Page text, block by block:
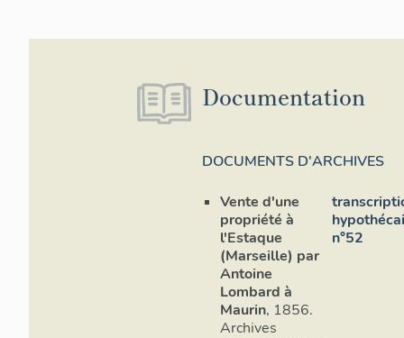
Documentation
DOCUMENTS D'ARCHIVES
Vente d'une
propriété à
l'Estaque
(Marseille) par
Antoine
Lombard à
Maurin, 1856.
Archives
n°52